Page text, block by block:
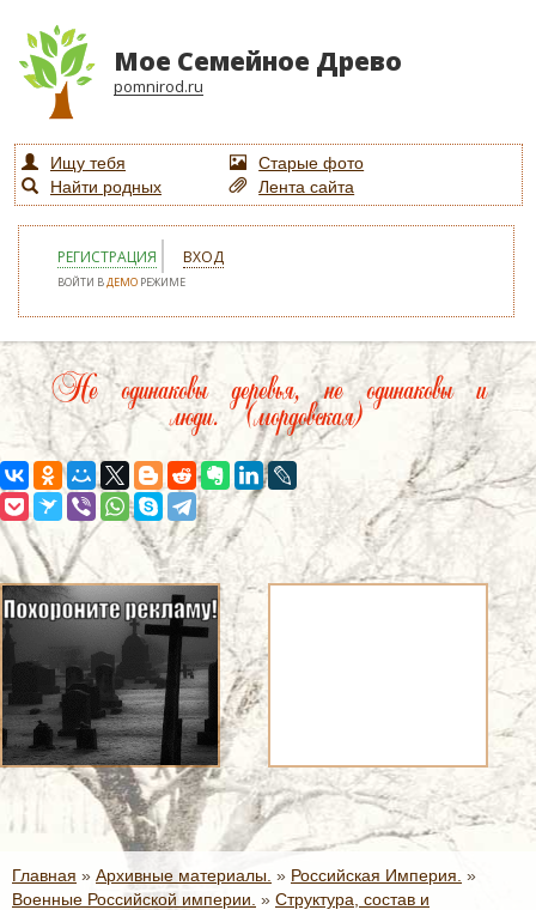
Мое Семейное Древо
pomnirod.ru
Ищу тебя
Старые фото
Найти родных
Лента сайта
РЕГИСТРАЦИЯ ВХОД
ВОЙТИ ВДЕМО РЕЖИМЕ
Не одинаковы деревья, не одинаковы и
люди. (мордовская)
Главная » Архивные материалы. » Российская Империя. »
Военные Российской империи. » Структура, состав и